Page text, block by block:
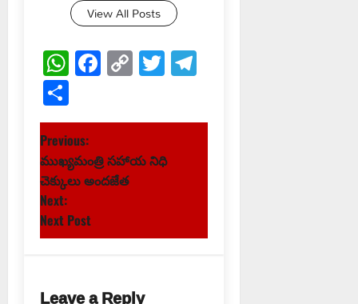
View All Posts
WhatsApp
Facebook
Copy
Link
Twitter
Share
P
o
s
t
n
Previous:
ముఖ్యమంత్రి సహాయ నిధి
చెక్కులు అందజేత
Next:
Next Post
Leave a Reply